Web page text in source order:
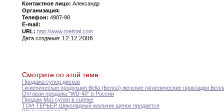
Контактное лицо: Александр
Организация:
Телефон: 4987-98
E-mail:
URL: http://www.orelstal.com
Дата создания: 12.12.2006
Смотрите по этой теме:
Продажа супер дисков
Гигиеническая продукция Bella (Белла) женские гигиенические прокладки
Оптовая продажа "WD-40" в России
Продам Маз супер в сцепке
ТОЙ-ТЕРЬЕР. Шоколадный мальчик щенок продается